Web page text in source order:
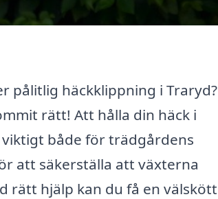
pålitlig häckklippning i Traryd?
rätt! Att hålla din häck i
både för trädgårdens
att säkerställa att växterna
rätt hjälp kan du få en välskött